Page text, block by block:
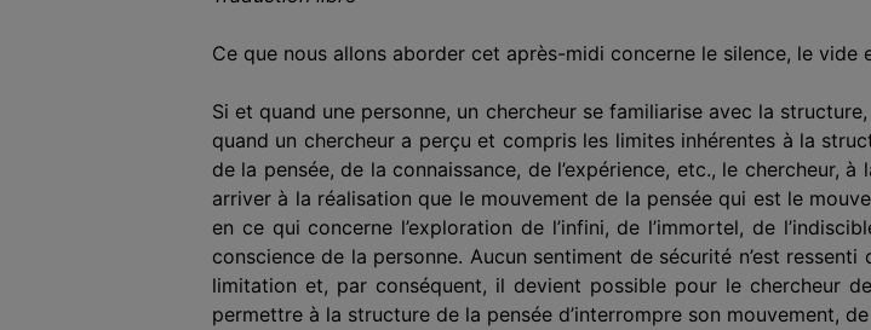
Ce que nous allons aborder cet après-midi concerne le silence, le vide
Si et quand une personne, un chercheur se familiarise avec la
quand un chercheur a perçu et compris les limites inhérentes à la
de la pensée, de la connaissance, de l’expérience, etc., le
arriver à la réalisation que le mouvement de la pensée qui est le
en ce qui concerne l’exploration de l’infini, de l’immortel, de
conscience de la personne. Aucun sentiment de sécurité n’est
limitation et, par conséquent, il devient possible pour le chercheur
permettre à la structure de la pensée d’interrompre son mouvement,